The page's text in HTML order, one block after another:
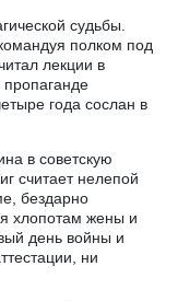
судьбы.
полком под
лекции в
года сослан в
в советскую
считает нелепой
бездарно
хлопотам жены и
день войны и
ни